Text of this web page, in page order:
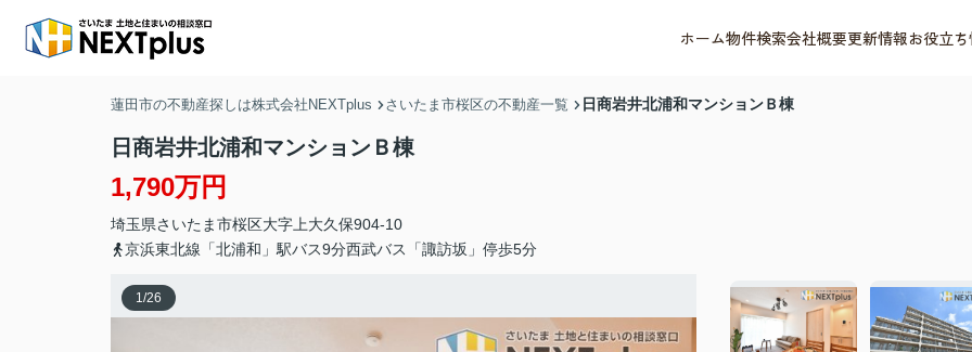
ホーム物件検索会社概要更新情報お役立
蓮田市の不動産探しは株式会社NEXTplus さいたま市桜区の不動産一覧 日商岩井北浦和マンションＢ棟
日商岩井北浦和マンションＢ棟
1,790万円
埼玉県さいたま市桜区大字上大久保904-10
京浜東北線「北浦和」駅バス9分西武バス「諏訪坂」停歩5分
1/26